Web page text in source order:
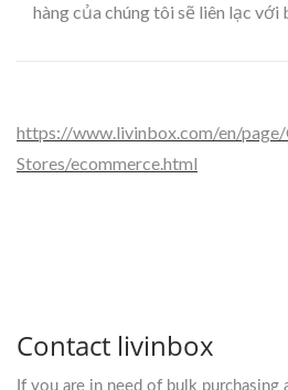
hàng của chúng tôi sẽ liên lạc với
https://www.livinbox.com/en/
Stores/ecommerce.html